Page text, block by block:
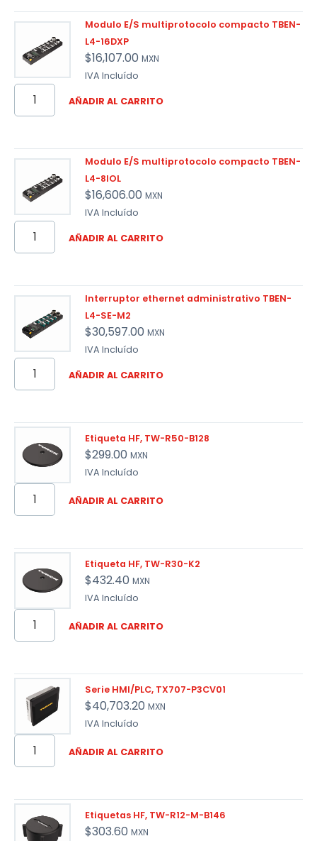
Modulo E/S multiprotocolo compacto TBEN-
L4-16DXP
$16,107.00 MXN
IVA Incluído
AÑADIR AL CARRITO
Modulo E/S multiprotocolo compacto TBEN-
L4-8IOL
$16,606.00 MXN
IVA Incluído
AÑADIR AL CARRITO
Interruptor ethernet administrativo TBEN-
L4-SE-M2
$30,597.00 MXN
IVA Incluído
AÑADIR AL CARRITO
Etiqueta HF, TW-R50-B128
$299.00 MXN
IVA Incluído
AÑADIR AL CARRITO
Etiqueta HF, TW-R30-K2
$432.40 MXN
IVA Incluído
AÑADIR AL CARRITO
Serie HMI/PLC, TX707-P3CV01
$40,703.20 MXN
IVA Incluído
AÑADIR AL CARRITO
Etiquetas HF, TW-R12-M-B146
$303.60 MXN